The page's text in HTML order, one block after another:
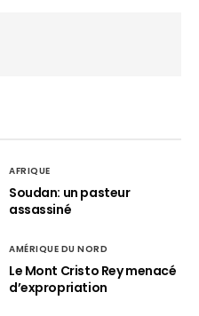
AFRIQUE
Soudan: un pasteur
assassiné
AMÉRIQUE DU NORD
Le Mont Cristo Rey menacé
d’expropriation